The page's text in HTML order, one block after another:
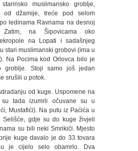
muslimansko groblje,
od džamije, treće pod selom
ledinama Ravnama na desnoj
Zatim, na Šipovicama oko
na Lopati i sadašnjeg
stari muslimanski grobovi (ima u
Na Pocima kod Orlovca bilo je
groblje. Stoji samo još jedan
srušili u potok.
od kuge. Uspomene na
tada izumrli očuvane su u
Mustafići). Na putu iz Paćića u
Selišće, gdje su do kuge živjeli
su bili neki Smrikići. Mjesto
kuge davalo je do 33 tovara
je cijelo selo obamrlo. Dva